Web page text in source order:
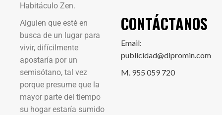
Habitáculo Zen.
Alguien que esté en
busca de un lugar para
vivir, difícilmente
apostaría por un
semisótano, tal vez
porque presume que la
mayor parte del tiempo
su hogar estaría sumido
CONTÁCTANOS
Email:
publicidad@dipromin.com
M. 955 059 720